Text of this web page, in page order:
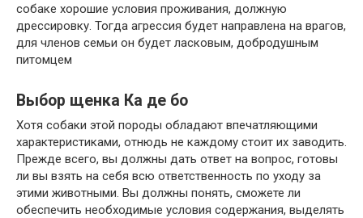
собаке хорошие условия проживания, должную
дрессировку. Тогда агрессия будет направлена на врагов,
для членов семьи он будет ласковым, добродушным
питомцем
Выбор щенка Ка де бо
Хотя собаки этой породы обладают впечатляющими
характеристиками, отнюдь не каждому стоит их заводить.
Прежде всего, вы должны дать ответ на вопрос, готовы
ли вы взять на себя всю ответственность по уходу за
этими животными. Вы должны понять, сможете ли
обеспечить необходимые условия содержания, выделять